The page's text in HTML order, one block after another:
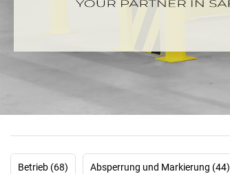
Betrieb (68) Absperrung und Markierung (44)